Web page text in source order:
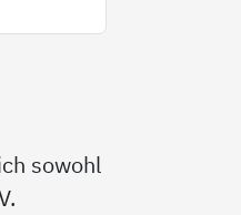
sowohl